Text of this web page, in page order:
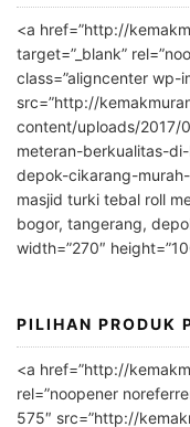
l
r
n
a
t
i
v
<a href=”http://
target=”_blank”
class=”aligncenter wp-
src=”http://
content/uploads/2017/
meteran-berkualitas-
depok-cikarang-
masjid turki tebal roll
bogor, tangerang,
width=”270″
PILIHAN PRODUK
<a href=”http://
rel=”noopener
575″ src=”http://